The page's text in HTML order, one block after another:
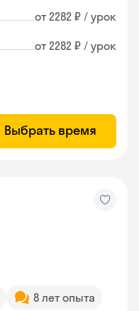
от 2282 ₽ / урок
от 2282 ₽ / урок
Выбрать время
8 лет опыта